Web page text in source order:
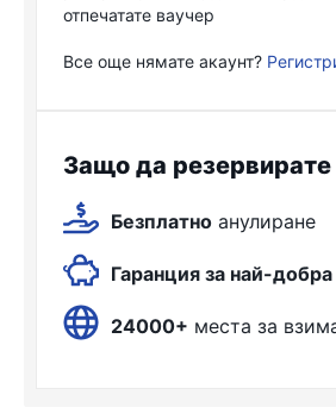
отпечатате ваучер
Все още нямате акаунт?
Защо да резервирате
Безплатно анулиране
Гаранция за най-
24000+ места за